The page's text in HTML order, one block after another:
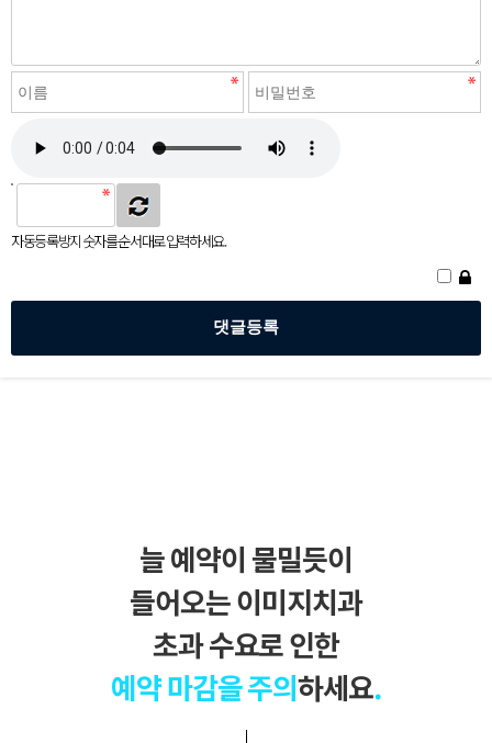
자동등록방지 숫자를 순서대로 입력하세요.
늘 예약이 물밀듯이
들어오는 이미지치과
초과 수요로 인한
예약 마감을 주의하세요.